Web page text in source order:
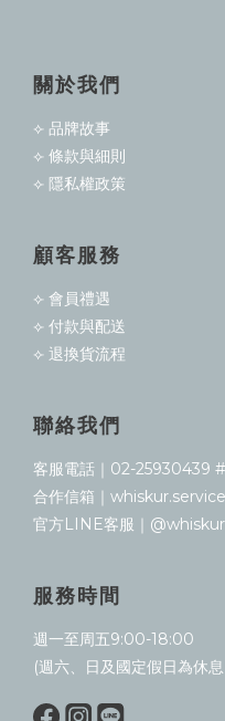
關於我們
⟣ 品牌故事
⟣ 條款與細則
⟣ 隱私權政策
顧客服務
⟣ 會員禮遇
⟣ 付款與配送
⟣ 退換貨流程
聯絡我們
客服電話｜02-25930439
合作信箱｜
官方LINE客服｜@whiskur
服務時間
週一至周五9:00-18:00
(週六、日及國定假日為休